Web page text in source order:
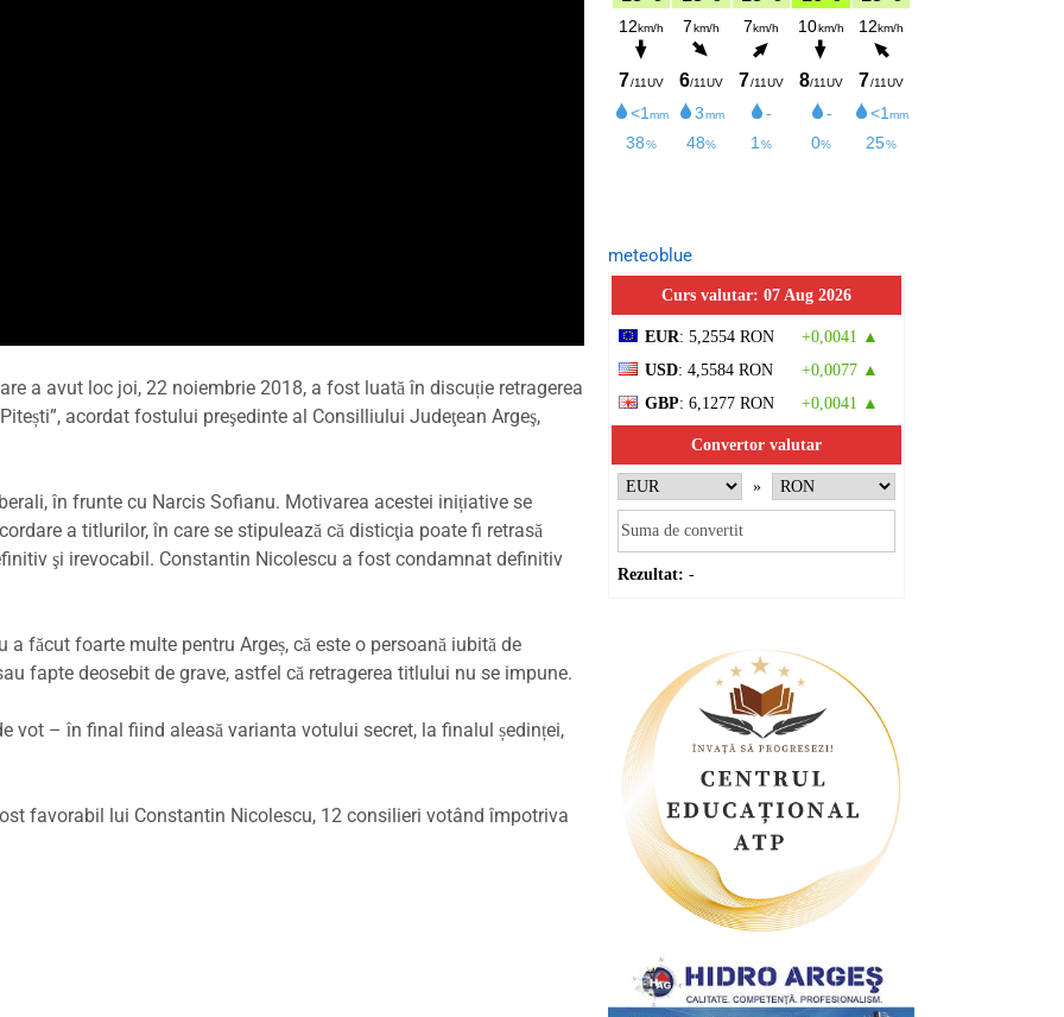
a avut loc joi, 22 noiembrie 2018, a fost luată în discuție retragerea
acordat fostului preşedinte al Consilliului Judeţean Argeş,
în frunte cu Narcis Sofianu. Motivarea acestei inițiative se
a titlurilor, în care se stipulează că disticţia poate fi retrasă
şi irevocabil. Constantin Nicolescu a fost condamnat definitiv
făcut foarte multe pentru Argeș, că este o persoană iubită de
fapte deosebit de grave, astfel că retragerea titlului nu se impune.
vot – în final fiind aleasă varianta votului secret, la finalul ședinței,
favorabil lui Constantin Nicolescu, 12 consilieri votând împotriva
meteoblue
Curs valutar: 07 Aug 2026
EUR: 5,2554 RON
+0,0041 ▲
USD: 4,5584 RON
+0,0077 ▲
GBP: 6,1277 RON +0,0041 ▲
Convertor valutar
»
Rezultat: -